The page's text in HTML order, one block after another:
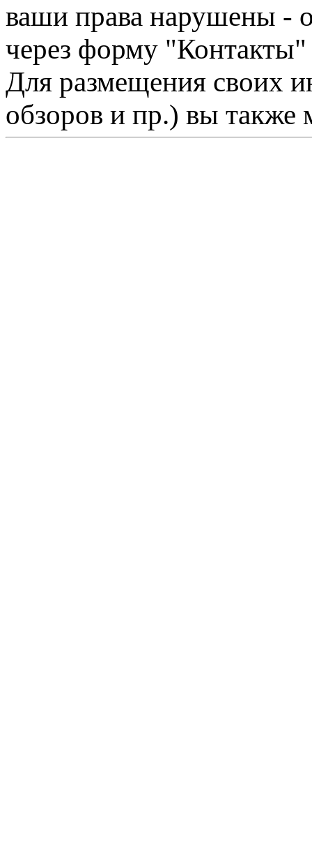
ваши права нарушены -
через форму "Контакты"
Для размещения своих
обзоров и пр.) вы также